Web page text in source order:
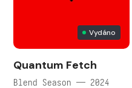
Vydáno
Quantum Fetch
Blend Season — 2024